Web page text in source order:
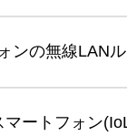
ンの無線LAN
ートフォン